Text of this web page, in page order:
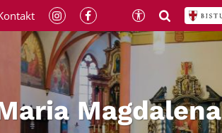
Magdalena